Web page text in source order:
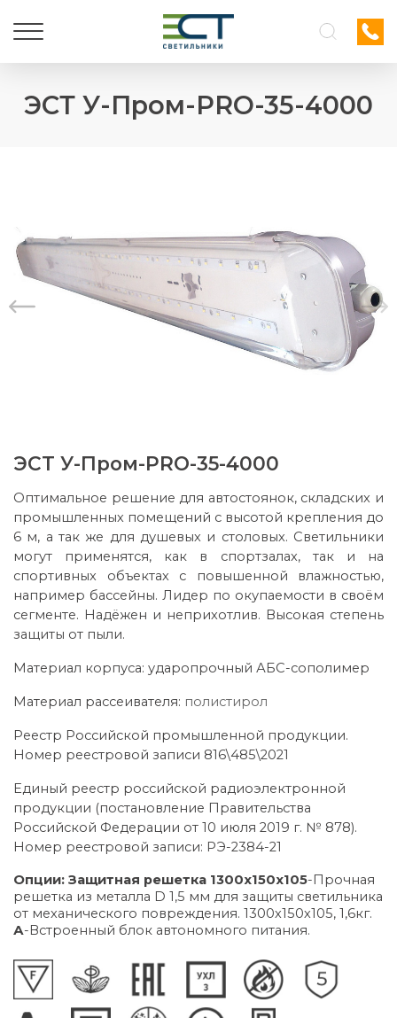
ЭСТ У-Пром-PRO-35-4000
ЭСТ У-Пром-PRO-35-4000
Оптимальное решение для автостоянок, складских и
промышленных помещений с высотой крепления до
6 м, а так же для душевых и столовых. Светильники
могут применятся, как в спортзалах, так и на
спортивных объектах с повышенной влажностью,
например бассейны. Лидер по окупаемости в своём
сегменте. Надёжен и неприхотлив. Высокая степень
защиты от пыли.
Материал корпуса: ударопрочный АБС-сополимер
Материал рассеивателя: полистирол
Реестр Российской промышленной продукции.
Номер реестровой записи 816\485\2021
Единый реестр российской радиоэлектронной
продукции (постановление Правительства
Российской Федерации от 10 июля 2019 г. № 878).
Номер реестровой записи: РЭ-2384-21
Опции: Защитная решетка 1300х150х105-Прочная
решетка из металла D 1,5 мм для защиты светильника
от механического повреждения. 1300х150х105, 1,6кг.
А-Встроенный блок автономного питания.